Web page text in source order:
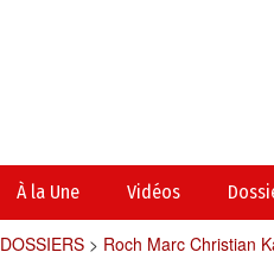
À la Une Vidéos
DOSSIERS> Roch Marc Christian